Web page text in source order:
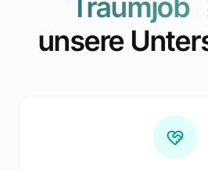
unsere